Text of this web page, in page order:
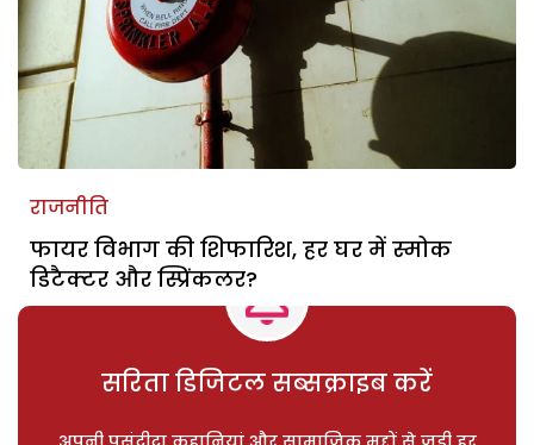
राजनीति
फायर विभाग की शिफारिश, हर घर में स्मोक
डिटैक्टर और स्प्रिंकलर?
सरिता डिजिटल सब्सक्राइब करें